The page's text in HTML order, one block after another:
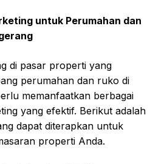
untuk Perumahan dan
di pasar properti yang
perumahan dan ruko di
memanfaatkan berbagai
yang efektif. Berikut adalah
dapat diterapkan untuk
properti Anda.